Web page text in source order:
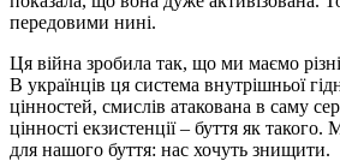
передовими нині.
Ця війна зробила так, що ми маємо
В українців ця система внутрішньої
цінностей, смислів атакована в саму
цінності екзистенції – буття як
для нашого буття: нас хочуть знищити.